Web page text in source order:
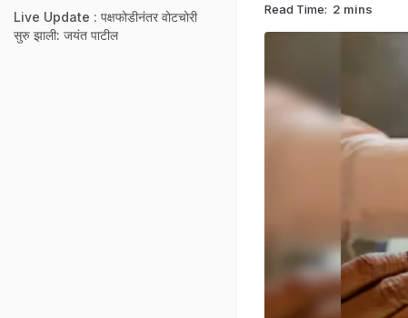
Read Time: 2 mins
Live Update : पक्षफोडीनंतर वोटचोरी
सुरु झाली: जयंत पाटील